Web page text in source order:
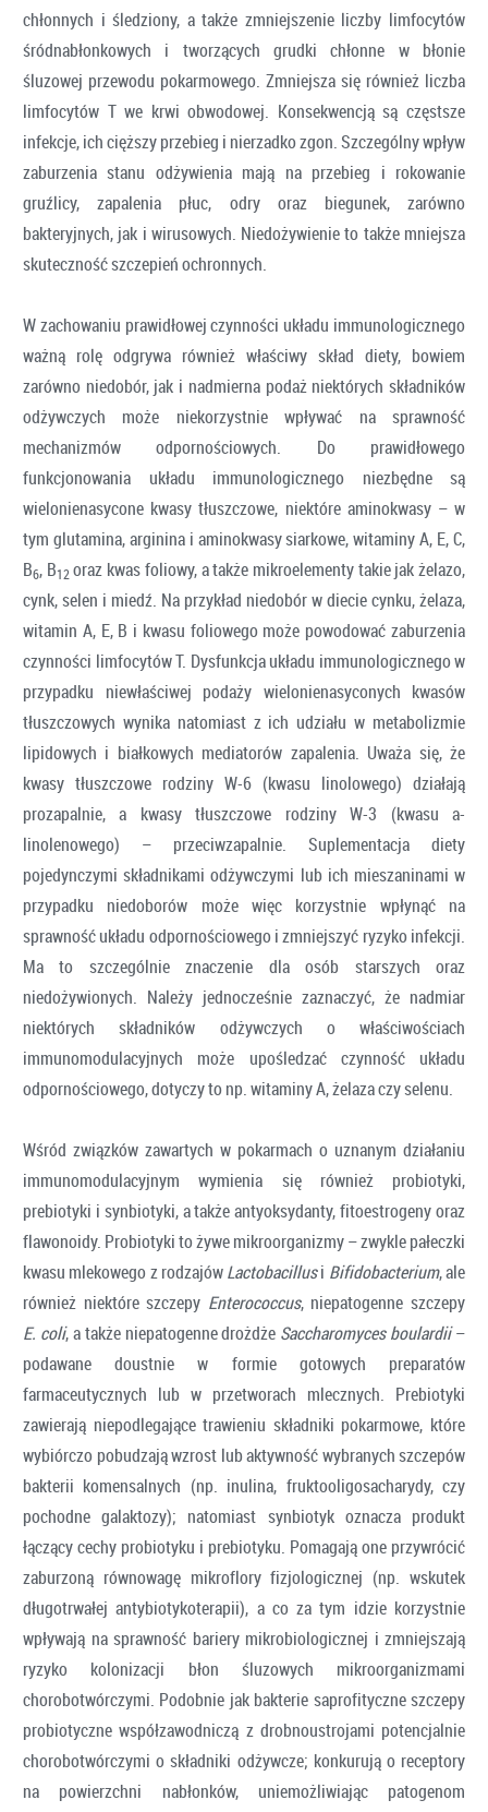
chłonnych i śledziony, a także zmniejszenie liczby limfocytów
śródnabłonkowych i tworzących grudki chłonne w błonie
śluzowej przewodu pokarmowego. Zmniejsza się również liczba
limfocytów T we krwi obwodowej. Konsekwencją są częstsze
infekcje, ich cięższy przebieg i nierzadko zgon. Szczególny wpływ
zaburzenia stanu odżywienia mają na przebieg i rokowanie
gruźlicy, zapalenia płuc, odry oraz biegunek, zarówno
bakteryjnych, jak i wirusowych. Niedożywienie to także mniejsza
skuteczność szczepień ochronnych.
W zachowaniu prawidłowej czynności układu immunologicznego
ważną rolę odgrywa również właściwy skład diety, bowiem
zarówno niedobór, jak i nadmierna podaż niektórych składników
odżywczych może niekorzystnie wpływać na sprawność
mechanizmów odpornościowych. Do prawidłowego
funkcjonowania układu immunologicznego niezbędne są
wielonienasycone kwasy tłuszczowe, niektóre aminokwasy – w
tym glutamina, arginina i aminokwasy siarkowe, witaminy A, E, C,
B6, B12 oraz kwas foliowy, a także mikroelementy takie jak żelazo,
cynk, selen i miedź. Na przykład niedobór w diecie cynku, żelaza,
witamin A, E, B i kwasu foliowego może powodować zaburzenia
czynności limfocytów T. Dysfunkcja układu immunologicznego w
przypadku niewłaściwej podaży wielonienasyconych kwasów
tłuszczowych wynika natomiast z ich udziału w metabolizmie
lipidowych i białkowych mediatorów zapalenia. Uważa się, że
kwasy tłuszczowe rodziny W-6 (kwasu linolowego) działają
prozapalnie, a kwasy tłuszczowe rodziny W-3 (kwasu a-
linolenowego) – przeciwzapalnie. Suplementacja diety
pojedynczymi składnikami odżywczymi lub ich mieszaninami w
przypadku niedoborów może więc korzystnie wpłynąć na
sprawność układu odpornościowego i zmniejszyć ryzyko infekcji.
Ma to szczególnie znaczenie dla osób starszych oraz
niedożywionych. Należy jednocześnie zaznaczyć, że nadmiar
niektórych składników odżywczych o właściwościach
immunomodulacyjnych może upośledzać czynność układu
odpornościowego, dotyczy to np. witaminy A, żelaza czy selenu.
Wśród związków zawartych w pokarmach o uznanym działaniu
immunomodulacyjnym wymienia się również probiotyki,
prebiotyki i synbiotyki, a także antyoksydanty, fitoestrogeny oraz
flawonoidy. Probiotyki to żywe mikroorganizmy – zwykle pałeczki
kwasu mlekowego z rodzajówLactobacillusi Bifidobacterium, ale
również niektóre szczepy Enterococcus, niepatogenne szczepy
E. coli, a także niepatogenne drożdże Saccharomyces boulardii–
podawane doustnie w formie gotowych preparatów
farmaceutycznych lub w przetworach mlecznych. Prebiotyki
zawierają niepodlegające trawieniu składniki pokarmowe, które
wybiórczo pobudzają wzrost lub aktywność wybranych szczepów
bakterii komensalnych (np. inulina, fruktooligosacharydy, czy
pochodne galaktozy); natomiast synbiotyk oznacza produkt
łączący cechy probiotyku i prebiotyku. Pomagają one przywrócić
zaburzoną równowagę mikroflory fizjologicznej (np. wskutek
długotrwałej antybiotykoterapii), a co za tym idzie korzystnie
wpływają na sprawność bariery mikrobiologicznej i zmniejszają
ryzyko kolonizacji błon śluzowych mikroorganizmami
chorobotwórczymi. Podobnie jak bakterie saprofityczne szczepy
probiotyczne współzawodniczą z drobnoustrojami potencjalnie
chorobotwórczymi o składniki odżywcze; konkurują o receptory
na powierzchni nabłonków, uniemożliwiając patogenom